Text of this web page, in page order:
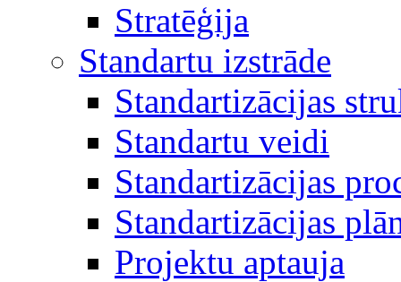
Stratēģija
Standartu izstrāde
Standartizācijas
Standartu veidi
Standartizācijas
Standartizācijas
Projektu aptauja